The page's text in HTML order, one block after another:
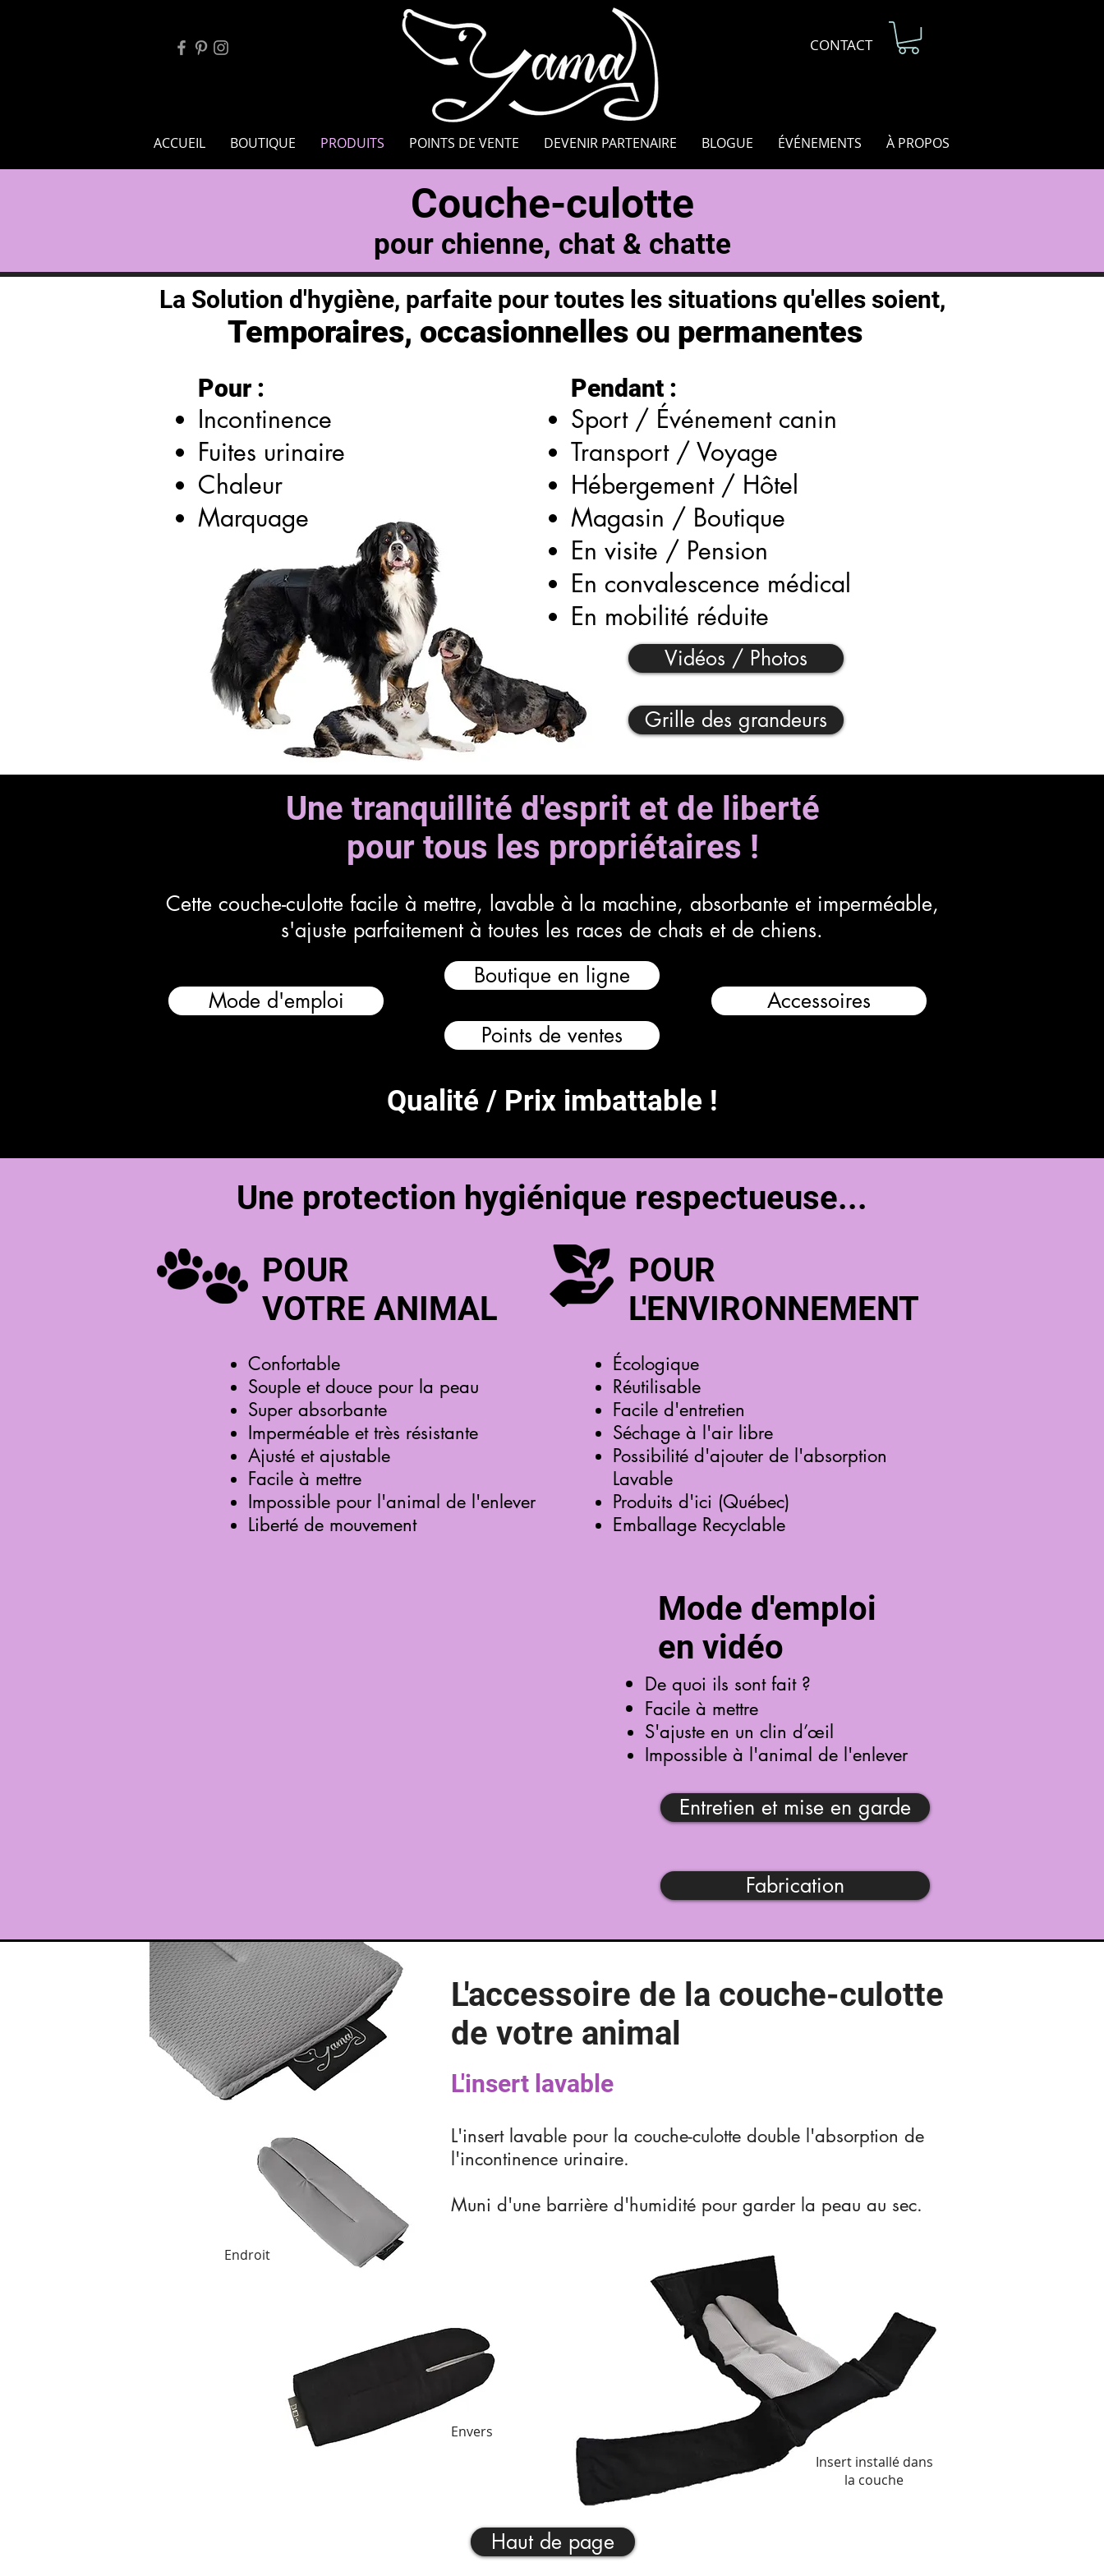
CONTACT
ACCUEIL BOUTIQUE PRODUITS POINTS DE VENTE DEVENIR PARTENAIRE BLOGUE ÉVÉNEMENTS À PROPOS
Couche-culotte
pour chienne, chat & chatte
La Solution d'hygiène, parfaite pour toutes les situations qu'elles soient,
Temporaires, occasionnelles ou permanentes
Pour :
Incontinence
Fuites urinaire
Chaleur
Marquage
Pendant :
Sport / Événement canin
Transport / Voyage
Hébergement / Hôtel
Magasin / Boutique
En visite / Pension
En convalescence médical
En mobilité réduite
Grille des grandeurs
Vidéos / Photos
Une tranquillité d'esprit et de liberté
pour tous les propriétaires !
Cette couche-culotte facile à mettre, lavable à la machine, absorbante et imperméable,
s'ajuste parfaitement à toutes les races de chats et de chiens.
Mode d'emploi
Points de ventes
Accessoires
Boutique en ligne
Qualité / Prix imbattable !
Une protection hygiénique respectueuse...
POUR
VOTRE ANIMAL
POUR
L'ENVIRONNEMENT
Confortable
Souple et douce pour la peau
Super absorbante
Imperméable et très résistante
Ajusté et ajustable
Facile à mettre
Impossible pour l'animal de l'enlever
Liberté de mouvement
Écologique
Réutilisable
Facile d'entretien
Séchage à l'air libre
Possibilité d'ajouter de l'absorption
Lavable
Produits d'ici (Québec)
Emballage Recyclable
Mode d'emploi
en vidéo
De quoi ils sont fait ?
Facile à mettre
S'ajuste en un clin d’œil
Impossible à l'animal de l'enlever
Entretien et mise en garde
Fabrication
L'insert lavable
L'insert lavable pour la couche-culotte double l'absorption de
l'incontinence urinaire.
Muni d'une barrière d'humidité pour garder la peau au sec.
Endroit
Insert installé dans
la couche
Envers
L'accessoire de la couche-culotte
de votre animal
Haut de page